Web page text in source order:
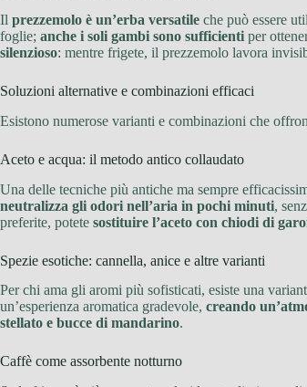
Il prezzemolo è un’erba versatile che può essere
foglie; anche i soli gambi sono sufficienti per
silenzioso: mentre frigete, il prezzemolo lavora
Soluzioni alternative e combinazioni efficaci
Esistono numerose varianti e combinazioni che
Aceto e acqua: il metodo antico collaudato
Una delle tecniche più antiche ma sempre
neutralizza gli odori nell’aria in pochi minuti,
preferite, potete sostituire l’aceto con chiodi di
Spezie esotiche: cannella, anice e altre varianti
Per chi ama gli aromi più sofisticati, esiste una
un’esperienza aromatica gradevole, creando
stellato e bucce di mandarino.
Caffè come assorbente notturno